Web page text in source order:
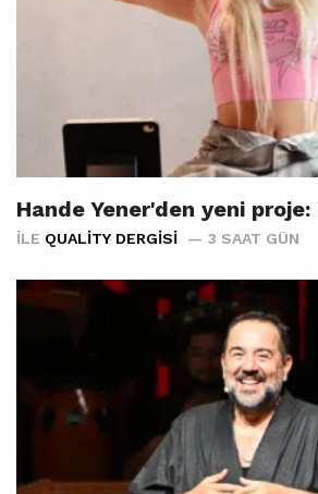
Hande Yener'den yeni
İLE QUALITY DERGISI 3 SAAT GÜN